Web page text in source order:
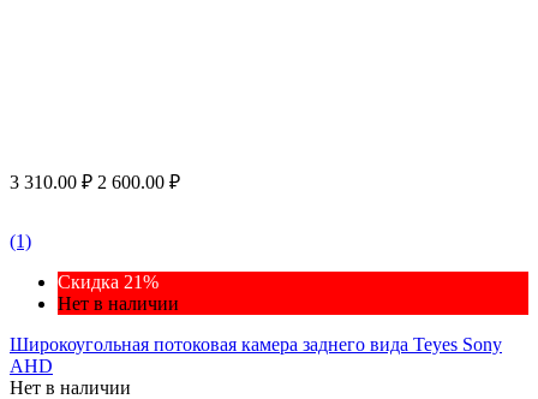
3 310.00 ₽ 2 600.00 ₽
(1)
Скидка 21%
Нет в наличии
Широкоугольная потоковая камера заднего вида Teyes Sony
AHD
Нет в наличии